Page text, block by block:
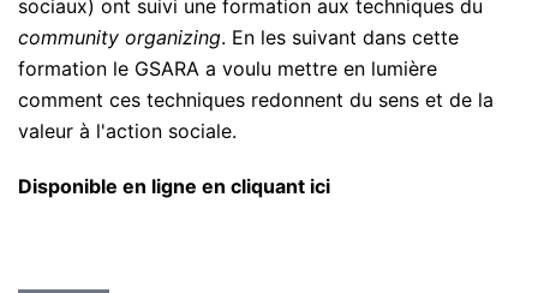
sociaux) ont suivi une formation aux techniques du
community organizing. En les suivant dans cette
formation le GSARA a voulu mettre en lumière
comment ces techniques redonnent du sens et de la
valeur à l'action sociale.
Disponible en ligne en cliquant ici